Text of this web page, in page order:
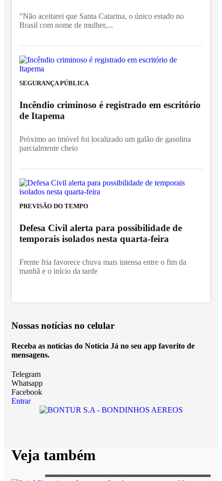
”Não aceitarei que Santa Catarina, o único estado no
Brasil com nome de mulher,...
SEGURANÇA PÚBLICA
Incêndio criminoso é registrado em escritório
de Itapema
Próximo ao imóvel foi localizado um galão de gasolina
parcialmente cheio
PREVISÃO DO TEMPO
Defesa Civil alerta para possibilidade de
temporais isolados nesta quarta-feira
Frente fria favorece chuva mais intensa entre o fim da
manhã e o início da tarde
Nossas notícias no celular
Receba as notícias do Notícia Já no seu app favorito de
mensagens.
Telegram
Whatsapp
Facebook
Entrar
Veja também